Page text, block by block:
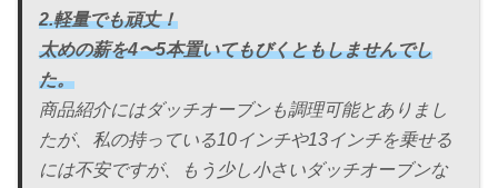
2.軽量でも頑丈！
太めの薪を4〜5本置いてもびくともしませんでし
た。
商品紹介にはダッチオーブンも調理可能とありまし
たが、私の持っている10インチや13インチを乗せる
には不安ですが、もう少し小さいダッチオーブンな